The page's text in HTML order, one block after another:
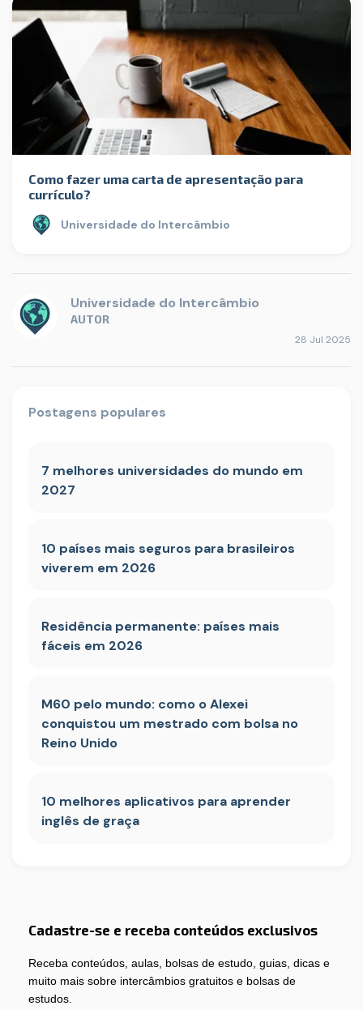
Como fazer uma carta de apresentação para
currículo?
Universidade do Intercâmbio
Universidade do Intercâmbio
AUTOR
28 Jul 2025
Postagens populares
7 melhores universidades do mundo em
2027
10 países mais seguros para brasileiros
viverem em 2026
Residência permanente: países mais
fáceis em 2026
M60 pelo mundo: como o Alexei
conquistou um mestrado com bolsa no
Reino Unido
10 melhores aplicativos para aprender
inglês de graça
Cadastre-se e receba conteúdos exclusivos
Receba conteúdos, aulas, bolsas de estudo, guias, dicas e
muito mais sobre intercâmbios gratuitos e bolsas de
estudos.